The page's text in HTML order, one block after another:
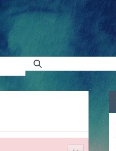
cerca